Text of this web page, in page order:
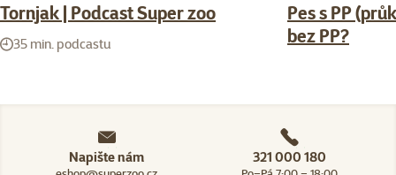
Tornjak | Podcast Super zoo
35 min. podcastu
Pes s PP
bez PP?
Napište nám 321 000 180